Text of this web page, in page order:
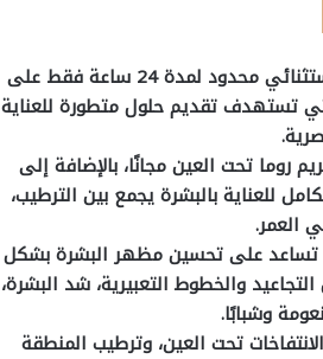
أعلنت شركة دبي شوب، إحدى شركات دبي فارما، عن إطلاق عرض استثنائي محدود لمدة 24 ساعة فقط على
تستهدف تقديم حلول متطورة للعناية
روما تحت العين مجانًا، بالإضافة إلى
للعناية بالبشرة يجمع بين الترطيب،
العمر.
تساعد على تحسين مظهر البشرة بشكل
والخطوط التعبيرية، شد البشرة،
وشبابًا.
تحت العين، وترطيب المنطقة